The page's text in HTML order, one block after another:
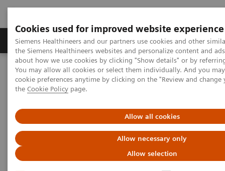
Cookies used for improved website experience
Siemens Healthineers and our partners use cookies and other
the Siemens Healthineers websites and personalize content and
about how we use cookies by clicking "Show details" or by
You may allow all cookies or select them individually. And you
cookie preferences anytime by clicking on the "Review and
the Cookie Policy page.
Allow all cookies
Allow necessary only
Allow selection
製品＆サービス サポート情報 Insights
ホーム
会社概要
画像診断・治療装置営業所＆サービスグループ
営業所・サービスグループ・
出張所のご案内
画像診断・超音波診断・先進治療関連装置